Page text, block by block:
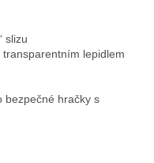
slizu
lepidlem
bezpečné hračky s